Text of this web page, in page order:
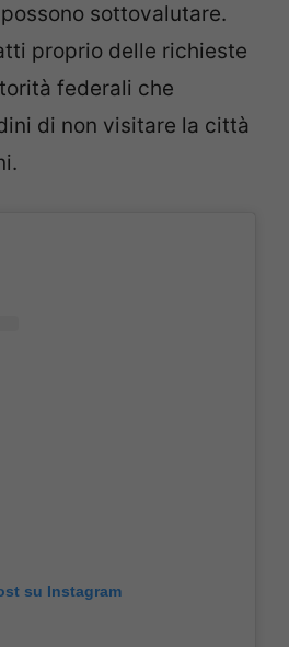
sottovalutare.
proprio delle richieste
federali che
di non visitare la città
su Instagram